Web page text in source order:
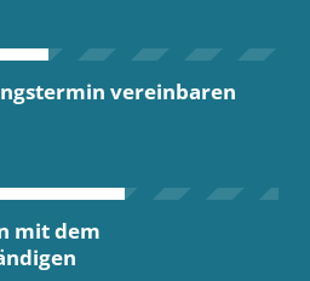
vereinbaren
mit dem